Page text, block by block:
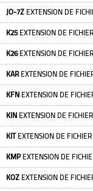
JO-7Z EXTENSION DE
K25EXTENSION DE FICHIER
K26EXTENSION DE FICHIER
KAREXTENSION DE
KFN EXTENSION DE
KIN EXTENSION DE FICHIER
KITEXTENSION DE FICHIER
KMPEXTENSION DE
KOZ EXTENSION DE